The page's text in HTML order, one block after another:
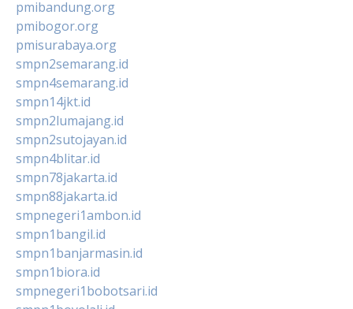
pmibandung.org
pmibogor.org
pmisurabaya.org
smpn2semarang.id
smpn4semarang.id
smpn14jkt.id
smpn2lumajang.id
smpn2sutojayan.id
smpn4blitar.id
smpn78jakarta.id
smpn88jakarta.id
smpnegeri1ambon.id
smpn1bangil.id
smpn1banjarmasin.id
smpn1biora.id
smpnegeri1bobotsari.id